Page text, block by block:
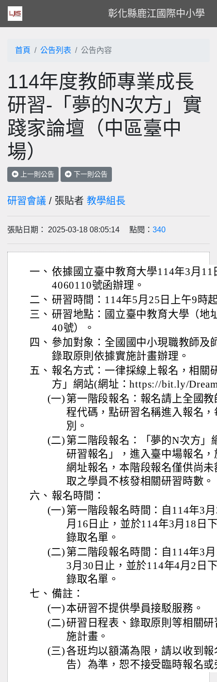
彰化縣鹿江國際中小學
首頁 公告列表 公告內容
114年度教師專業成長
研習-「夢的N次方」實
踐家論壇（中區臺中
場）
上一則公告 下一則公告
研習會議 / 張貼者 教學組長
張貼日期： 2025-03-18 08:05:14 點閱： 340
一、 依據國立臺中教育大學114年3月
4060110號函辦理。
二、 研習時間：114年5月25日上午9時
三、 研習地點：國立臺中教育大學（地
40號）。
四、 參加對象：全國國中小現職教師及
錄取原則依據實施計畫辦理。
五、 報名方式：一律採線上報名，相關
方」網站(網址：https://bit.ly/
(一) 第一階段報名：報名請上全國
程代碼，點研習名稱進入報名
別。
(二) 第二階段報名：「夢的N次方」
研習報名」，進入臺中場報名
網址報名，本階段報名僅供尚
取之學員不核發相關研習時數。
六、 報名時間：
(一) 第一階段報名時間：自114年3
月16日止，並於114年3月18日
錄取名單。
(二) 第二階段報名時間：自114年3
3月30日止，並於114年4月2日
錄取名單。
七、 備註：
(一) 本研習不提供學員接駁服務。
(二)研習日程表、錄取原則等相關
施計畫。
(三)各班均以額滿為限，請以收到
告）為準，恕不接受臨時報名或